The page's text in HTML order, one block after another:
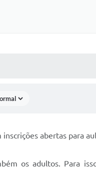
abertas para
os adultos. Para